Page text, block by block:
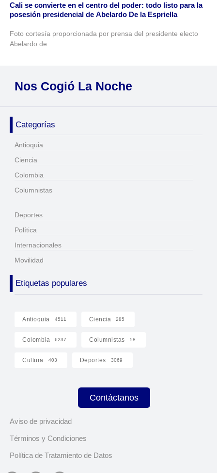
Cali se convierte en el centro del poder: todo listo para la
posesión presidencial de Abelardo De la Espriella
Foto cortesía proporcionada por prensa del presidente electo
Abelardo de
Nos Cogió La Noche
Categorías
Antioquia
Ciencia
Colombia
Columnistas
Deportes
Política
Internacionales
Movilidad
Etiquetas populares
Antioquia 4511 Ciencia 285
Colombia 6237 Columnistas 58
Cultura 403 Deportes 3069
Contáctanos
Aviso de privacidad
Términos y Condiciones
Política de Tratamiento de Datos